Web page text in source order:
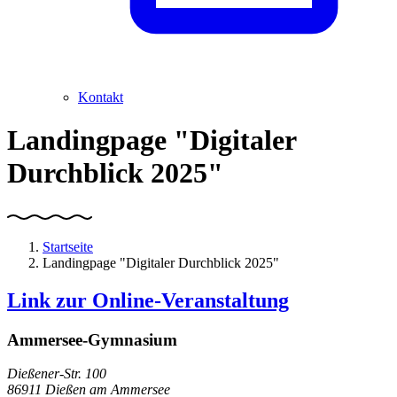
Kontakt
Landingpage "Digitaler
Durchblick 2025"
Startseite
Landingpage "Digitaler Durchblick 2025"
Link zur Online-Veranstaltung
Ammersee-Gymnasium
Dießener-Str. 100
86911 Dießen am Ammersee